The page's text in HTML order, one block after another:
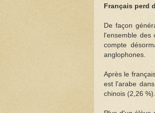
Français perd
De façon
l'ensemble des
compte
anglophones.
Après le
est l'arabe
chinois (2,26 %).